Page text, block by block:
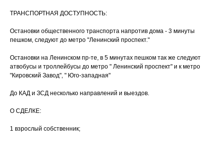
ТРАНСПОРТНАЯ ДОСТУПНОСТЬ:
Остановки общественного транспорта напротив дома - 3 минуты
пешком, следуют до метро "Ленинский проспект."
Остановки на Ленинском пр-те, в 5 минутах пешком так же следуют
атвобусы и троллейбусы до метро " Ленинский проспект" и к метро
"Кировский Завод", " Юго-западная"
До КАД и ЗСД несколько направлений и выездов.
О СДЕЛКЕ:
1 взрослый собственник;